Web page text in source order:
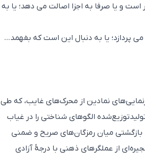
و یا صرفا به اجزا اصالت می دهد؛ یا به
پردازد؛ یا به دنبال این است که بفهمد…
نمادین از محرک‌های غایب، که طی
الگوهای شناختی را در غیاب
بازگشتی میان رمزگان‌های صریح و ضمنی
از عملگرهای ذهنی با درجهٔ آزادی